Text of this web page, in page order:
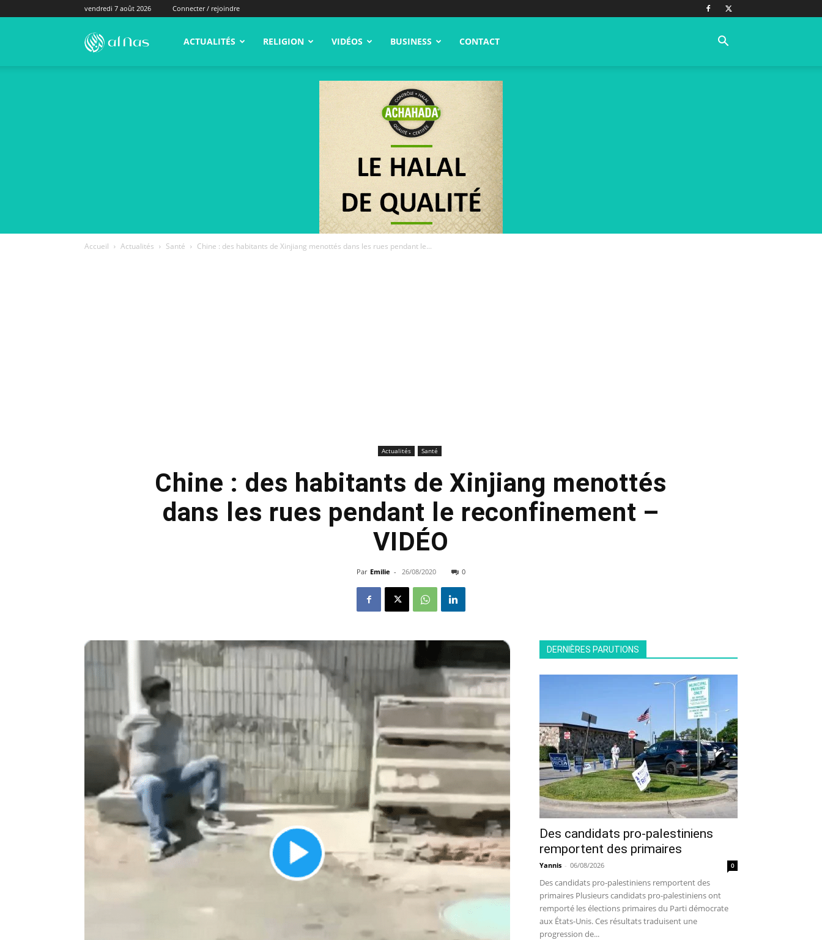
vendredi 7 août 2026 Connecter / rejoindre
alNas.fr ACTUALITÉS RELIGION VIDÉOS BUSINESS CONTACT
Accueil Actualités Santé Chine : des habitants de Xinjiang menottés dans les rues pendant le...
Actualités Santé
Chine : des habitants de Xinjiang menottés
dans les rues pendant le reconfinement –
VIDÉO
Par Emilie - 26/08/2020 0
DERNIÈRES PARUTIONS
Des candidats pro-palestiniens
remportent des primaires
Yannis - 06/08/2026 0
Des candidats pro-palestiniens remportent des
primaires Plusieurs candidats pro-palestiniens ont
remporté les élections primaires du Parti démocrate
aux États-Unis. Ces résultats traduisent une
progression de...